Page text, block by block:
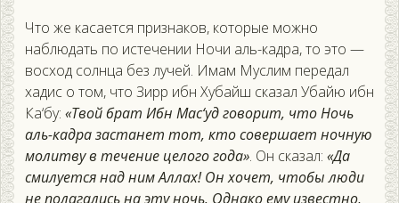
Что же касается признаков, которые можно
наблюдать по истечении Ночи аль-кадра, то это —
восход солнца без лучей. Имам Муслим передал
хадис о том, что Зирр ибн Хубайш сказал Убайю ибн
Ка‘бу: «Твой брат Ибн Мас‘уд говорит, что Ночь
аль-кадра застанет тот, кто совершает ночную
молитву в течение целого года». Он сказал: «Да
смилуется над ним Аллах! Он хочет, чтобы люди
не полагались на эту ночь. Однако ему известно,